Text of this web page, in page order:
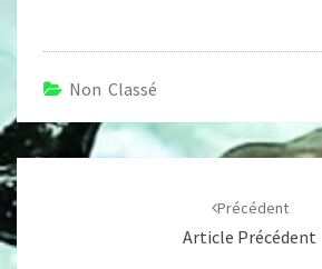
Non Classé
Navigation
d'article
Précédent
Article Précédent